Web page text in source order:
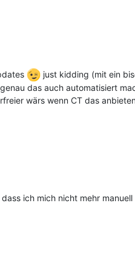
just kidding (mit ein
das auch automatisiert
wärs wenn CT das
ich mich nicht mehr